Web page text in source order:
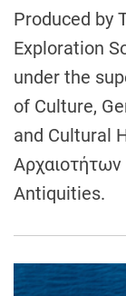
Produced by
Exploration
under the
of Culture,
and Cultural
Antiquities.